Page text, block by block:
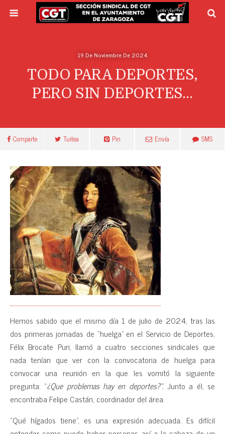
19 De Noviembre De 2024
TODO PARA DEPORTES,
PERO SIN DEPORTES…
Comparte Tuitea Pin Envía SMS
Hemos sabido que el mismo día 1 de julio de 2024, tras las
dos primeras jornadas de “huelga” en el Servicio de Deportes,
Félix Brocate Puri, llamó a cuatro secciones sindicales que
nada tenían que ver con la convocatoria de huelga para
convocar una reunión en la que les vomitó la siguiente
pregunta: “¿Que problemas hay en deportes?”.Junto a él, se
encontraba Felipe Castán, coordinador del área.
“Qué hígados tiene”, es una expresión adecuada. Es difícil